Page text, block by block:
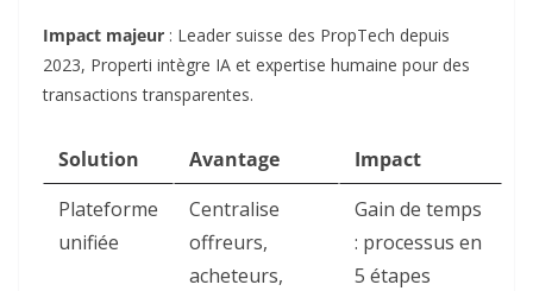
Impact majeur : Leader suisse des PropTech depuis
2023, Properti intègre IA et expertise humaine pour des
transactions transparentes.
Solution Avantage
Impact
Plateforme
unifiée
Centralise
offreurs,
acheteurs,
Gain de temps
: processus en
5 étapes